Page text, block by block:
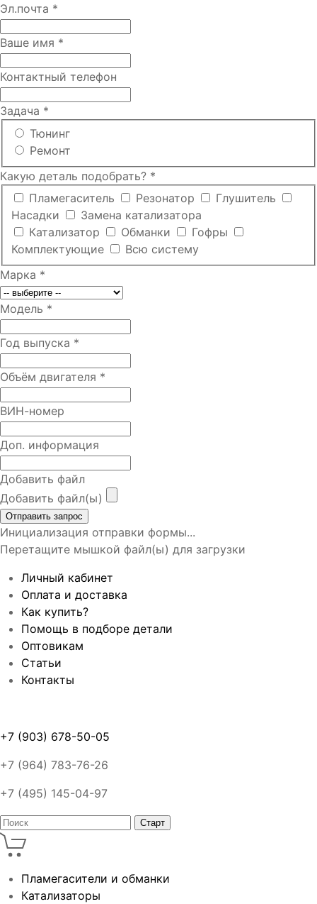
Эл.почта *
Ваше имя *
Контактный телефон
Задача *
Тюнинг
Ремонт
Какую деталь подобрать? *
Пламегаситель
Резонатор
Глушитель
Насадки
Замена катализатора
Катализатор
Обманки
Гофры
Комплектующие
Всю систему
Марка *
Модель *
Год выпуска *
Объём двигателя *
ВИН-номер
Доп. информация
Добавить файл
Добавить файл(ы)
Отправить запрос
Инициализация отправки формы...
Перетащите мышкой файл(ы) для загрузки
Личный кабинет
Оплата и доставка
Как купить?
Помощь в подборе детали
Оптовикам
Статьи
Контакты
+7 (903) 678-50-05
+7 (964) 783-76-26
+7 (495) 145-04-97
Пламегасители и обманки
Катализаторы